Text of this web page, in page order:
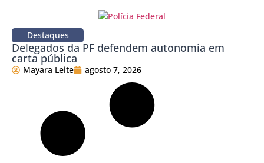
Destaques
Delegados da PF defendem autonomia em
carta pública
Mayara Leite agosto 7, 2026